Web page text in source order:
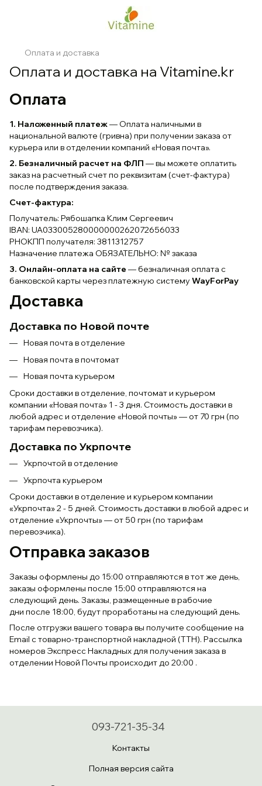
Оплата и доставка
Оплата и доставка на Vitamine.kr
Оплата
1. Наложенный платеж—Оплата наличными в
национальной валюте (гривна) при получении заказа от
курьера или в отделении компаний «Новая почта».
2. Безналичный расчет на ФЛП — вы можете оплатить
заказ на расчетный счет по реквизитам (счет-фактура)
после подтверждения заказа.
Счет-фактура:
Получатель: Рябошапка Клим Сергеевич
IBAN: UA033005280000000262072656033
РНОКПП получателя: 3811312757
Назначение платежа ОБЯЗАТЕЛЬНО: № заказа
3. Онлайн-оплата на сайте — безналичная оплата с
банковской карты через платежную систему WayForPay
Доставка
Доставка по Новой почте
Новая почта в отделение
Новая почта в почтомат
Новая почта курьером
Сроки доставки в отделение, почтомат и курьером
компании «Новая почта» 1 - 3 дня. Стоимость доставки в
любой адрес и отделение «Новой почты» — от 70 грн (по
тарифам перевозчика).
Доставка по Укрпочте
Укрпочтой в отделение
Укрпочта курьером
Сроки доставки в отделение и курьером компании
«Укрпочта» 2 - 5 дней. Стоимость доставки в любой адрес и
отделение «Укрпочты» — от 50 грн (по тарифам
перевозчика).
Отправка заказов
Заказы оформлены до 15:00 отправляются в тот же день,
заказы оформлены после 15:00 отправляются на
следующий день. Заказы, размещенные в рабочие
дни после 18:00, будут проработаны на следующий день.
После отгрузки вашего товара вы получите сообщение на
Email с товарно-транспортной накладной (ТТН). Рассылка
номеров Экспресс Накладных для получения заказа в
отделении Новой Почты происходит до 20:00 .
093-721-35-34
Контакты
Полная версия сайта